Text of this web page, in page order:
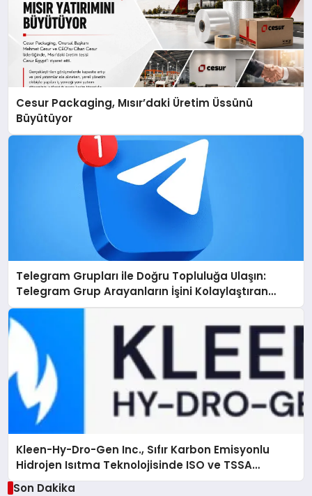
Cesur Packaging, Mısır’daki Üretim Üssünü
Büyütüyor
Telegram Grupları ile Doğru Topluluğa Ulaşın:
Telegram Grup Arayanların İşini Kolaylaştıran
Çözüm
Kleen-Hy-Dro-Gen Inc., Sıfır Karbon Emisyonlu
Hidrojen Isıtma Teknolojisinde ISO ve TSSA
Düzenleyici Onaylarını Aldı
Son Dakika